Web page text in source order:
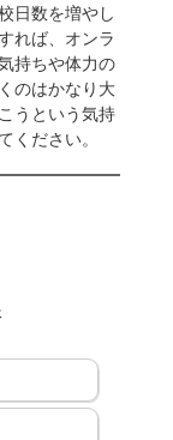
日数を増やし
れば、オンラ
持ちや体力の
のはかなり大
うという気持
ください。